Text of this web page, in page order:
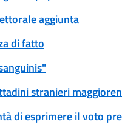
aggiunta
di fatto
stranieri
di esprimere il voto